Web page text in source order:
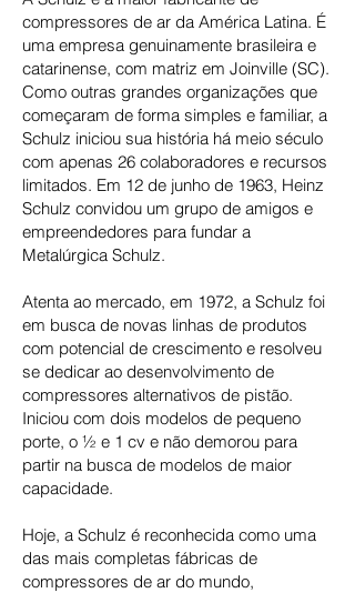
compressores de ar da América Latina. É
uma empresa genuinamente brasileira e
catarinense, com matriz em Joinville (SC).
Como outras grandes organizações que
começaram de forma simples e familiar, a
Schulz iniciou sua história há meio século
com apenas 26 colaboradores e recursos
limitados. Em 12 de junho de 1963, Heinz
Schulz convidou um grupo de amigos e
empreendedores para fundar a
Metalúrgica Schulz.
Atenta ao mercado, em 1972, a Schulz foi
em busca de novas linhas de produtos
com potencial de crescimento e resolveu
se dedicar ao desenvolvimento de
compressores alternativos de pistão.
Iniciou com dois modelos de pequeno
porte, o ½ e 1 cv e não demorou para
partir na busca de modelos de maior
capacidade.
Hoje, a Schulz é reconhecida como uma
das mais completas fábricas de
compressores de ar do mundo,